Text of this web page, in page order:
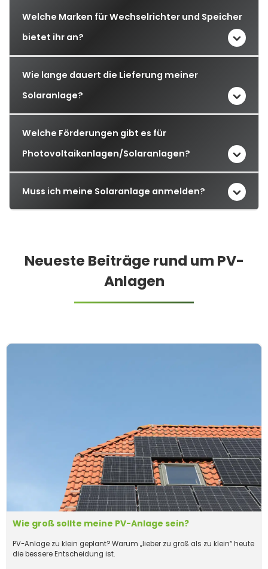
Welche Marken für Wechselrichter und Speicher
bietet ihr an?
Wie lange dauert die Lieferung meiner
Solaranlage?
Welche Förderungen gibt es für
Photovoltaikanlagen/Solaranlagen?
Muss ich meine Solaranlage anmelden?
Neueste Beiträge rund um PV-
Anlagen
Wie groß sollte meine PV-Anlage sein?
PV-Anlage zu klein geplant? Warum „lieber zu groß als zu klein“ heute
die bessere Entscheidung ist.